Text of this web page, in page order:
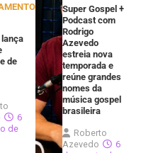
de
6
de
Super Gospel +
Podcast com
Rodrigo
Azevedo
estreia nova
temporada e
reúne grandes
nomes da
música gospel
brasileira
Roberto
Azevedo
6